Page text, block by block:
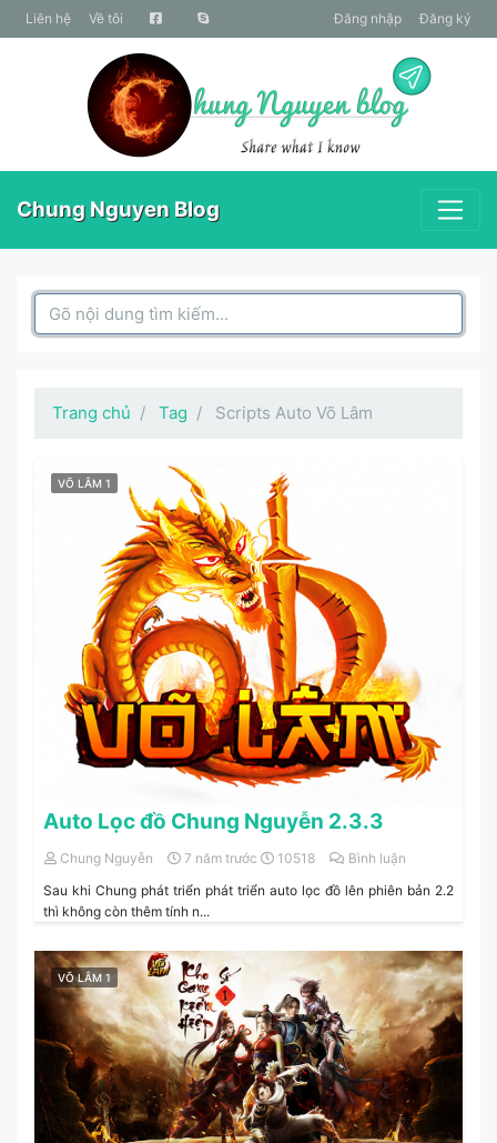
liên hệ Về tôi Đăng nhập Đăng ký
Chung Nguyen Blog
Search Box
Trang chủ Tag Scripts Auto Võ Lâm
VÕ LÂM 1
Auto Lọc đồ Chung Nguyễn 2.3.3
Chung Nguyễn 7 năm trước 10518
Bình luận
Sau khi Chung phát triển phát triển auto lọc đồ lên phiên bản 2.2
thì không còn thêm tính n...
VÕ LÂM 1